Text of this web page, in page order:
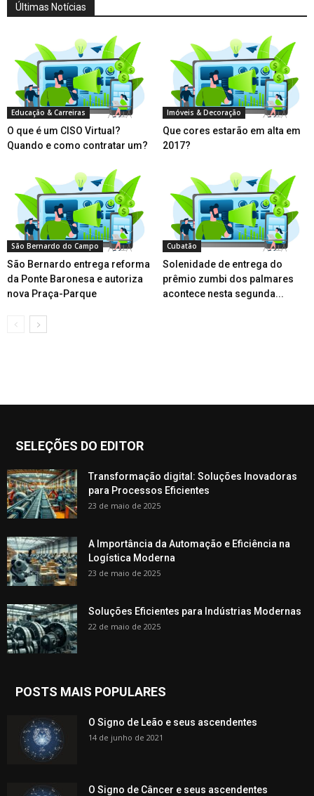
Últimas Notícias
Educação & Carreiras
O que é um CISO Virtual?
Quando e como contratar um?
Imóveis & Decoração
Que cores estarão em alta em
2017?
São Bernardo do Campo
São Bernardo entrega reforma
da Ponte Baronesa e autoriza
nova Praça-Parque
Cubatão
Solenidade de entrega do
prêmio zumbi dos palmares
acontece nesta segunda...
SELEÇÕES DO EDITOR
Transformação digital: Soluções Inovadoras
para Processos Eficientes
23 de maio de 2025
A Importância da Automação e Eficiência na
Logística Moderna
23 de maio de 2025
Soluções Eficientes para Indústrias Modernas
22 de maio de 2025
POSTS MAIS POPULARES
O Signo de Leão e seus ascendentes
14 de junho de 2021
O Signo de Câncer e seus ascendentes